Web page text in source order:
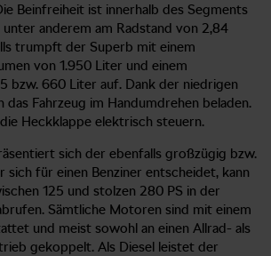
Beinfreiheit ist innerhalb des Segments
anderem am Radstand von 2,84
trumpft der Superb mit einem
von 1.950 Liter und einem
bzw. 660 Liter auf. Dank der niedrigen
das Fahrzeug im Handumdrehen beladen.
Heckklappe elektrisch steuern.
sich der ebenfalls großzügig bzw.
sich für einen Benziner entscheidet, kann
125 und stolzen 280 PS in der
Sämtliche Motoren sind mit einem
und meist sowohl an einen Allrad- als
gekoppelt. Als Diesel leistet der